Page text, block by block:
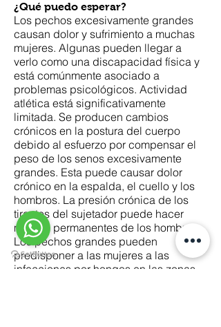
¿Qué puedo esperar?
Los pechos excesivamente grandes
causan dolor y sufrimiento a muchas
mujeres. Algunas pueden llegar a
verlo como una discapacidad física y
está comúnmente asociado a
problemas psicológicos. Actividad
atlética está significativamente
limitada. Se producen cambios
crónicos en la postura del cuerpo
debido al esfuerzo por compensar el
peso de los senos excesivamente
grandes. Esta puede causar dolor
crónico en la espalda, el cuello y los
hombros. La presión crónica de los
tirantes del sujetador puede hacer
marcas permanentes de los hombros.
Los pechos grandes pueden
predisponer a las mujeres a las
infecciones por hongos en las zonas